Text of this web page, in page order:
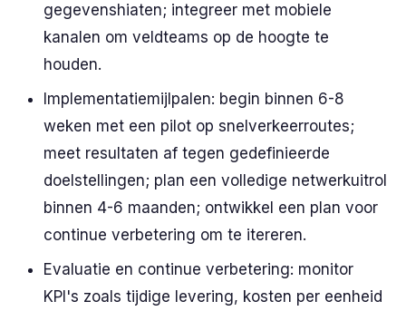
gegevenshiaten; integreer met mobiele
kanalen om veldteams op de hoogte te
houden.
Implementatiemijlpalen: begin binnen 6-8
weken met een pilot op snelverkeerroutes;
meet resultaten af tegen gedefinieerde
doelstellingen; plan een volledige netwerkuitrol
binnen 4-6 maanden; ontwikkel een plan voor
continue verbetering om te itereren.
Evaluatie en continue verbetering: monitor
KPI's zoals tijdige levering, kosten per eenheid